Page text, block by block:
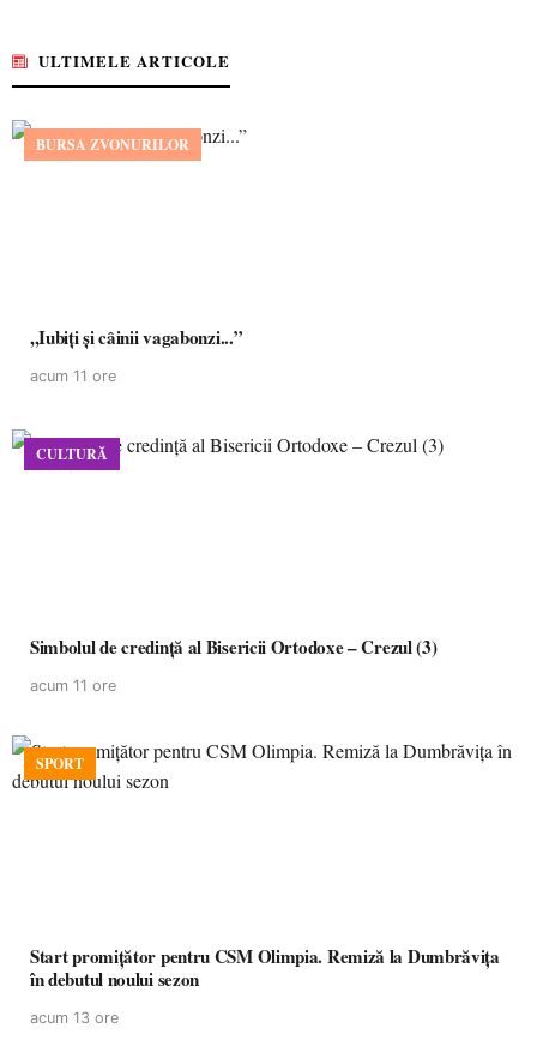
ULTIMELE ARTICOLE
BURSA ZVONURILOR
,,Iubiți și câinii vagabonzi...”
acum 11 ore
CULTURĂ
Simbolul de credinţă al Bisericii Ortodoxe – Crezul (3)
acum 11 ore
SPORT
Start promițător pentru CSM Olimpia. Remiză la Dumbrăvița
în debutul noului sezon
acum 13 ore